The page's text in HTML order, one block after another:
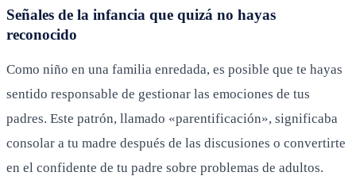
Señales de la infancia que quizá no hayas
reconocido
Como niño en una familia enredada, es posible que te hayas
sentido responsable de gestionar las emociones de tus
padres. Este patrón, llamado «parentificación», significaba
consolar a tu madre después de las discusiones o convertirte
en el confidente de tu padre sobre problemas de adultos.